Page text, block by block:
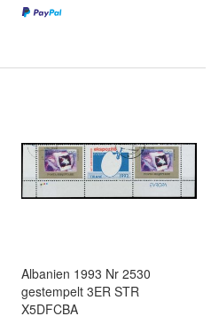
Albanien 1993 Nr 2530
gestempelt 3ER STR
X5DFCBA